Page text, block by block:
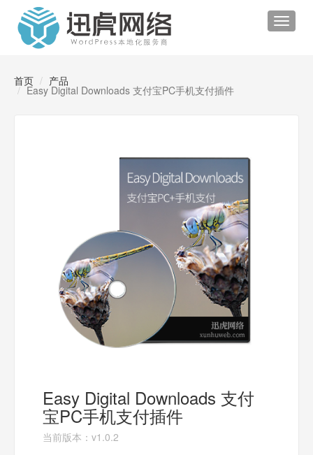
Toggle
首页 产品
Easy Digital Downloads 支付宝PC手机支付插件
Easy Digital Downloads 支付
宝PC手机支付插件
当前版本：v1.0.2